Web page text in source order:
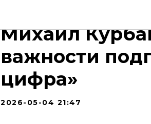
В Санкт-
Михаил
важности
цифра»
2026-05-04 21:47